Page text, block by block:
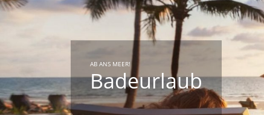
AB ANS MEER!
Badeurlaub